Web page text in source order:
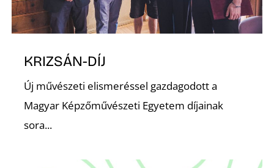
KRIZSÁN-DÍJ
Új művészeti elismeréssel gazdagodott a
Magyar Képzőművészeti Egyetem díjainak
sora...